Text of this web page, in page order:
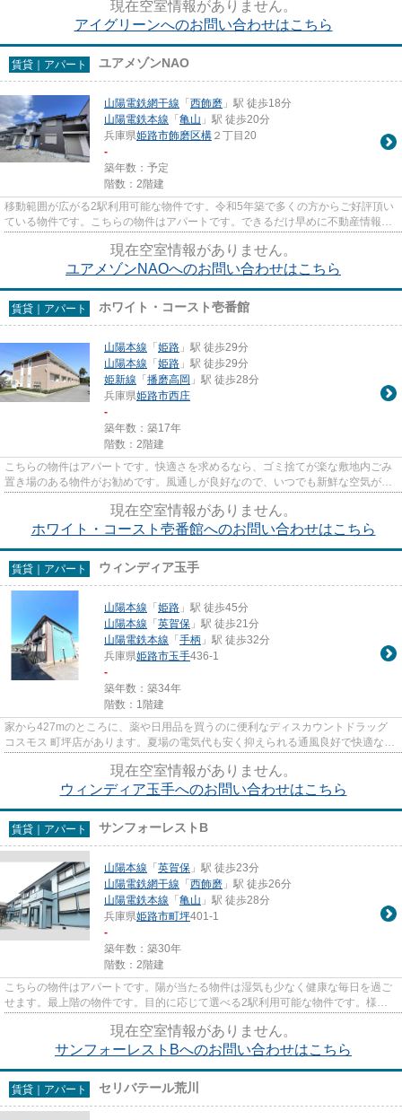
現在空室情報がありません。
アイグリーンへのお問い合わせはこちら
賃貸｜アパート ユアメゾンNAO
山陽電鉄網干線 「西飾磨 」駅 徒歩18分
山陽電鉄本線 「亀山 」駅 徒歩20分
兵庫県姫路市飾磨区構 ２丁目20
-
築年数：予定
階数：2階建
移動範囲が広がる2駅利用可能な物件です。令和5年築で多くの方からご好評頂い
ている物件です。こちらの物件はアパートです。できるだけ早めに不動産情報を
集めたい方は当社スタッフま...
現在空室情報がありません。
ユアメゾンNAOへのお問い合わせはこちら
賃貸｜アパート ホワイト・コースト壱番館
山陽本線 「姫路 」駅 徒歩29分
山陽本線 「姫路 」駅 徒歩29分
姫新線 「播磨高岡 」駅 徒歩28分
兵庫県姫路市西庄
-
築年数：築17年
階数：2階建
こちらの物件はアパートです。快適さを求めるなら、ゴミ捨てが楽な敷地内ごみ
置き場のある物件がお勧めです。風通しが良好なので、いつでも新鮮な空気がは
いってきます。こちらは初期...
現在空室情報がありません。
ホワイト・コースト壱番館へのお問い合わせはこちら
賃貸｜アパート ウィンディア玉手
山陽本線 「姫路 」駅 徒歩45分
山陽本線 「英賀保 」駅 徒歩21分
山陽電鉄本線 「手柄 」駅 徒歩32分
兵庫県姫路市玉手436-1
-
築年数：築34年
階数：1階建
家から427mのところに、薬や日用品を買うのに便利なディスカウントドラッグ
コスモス 町坪店があります。夏場の電気代も安く抑えられる通風良好で快適なア
パートです。駅まで平坦な場...
現在空室情報がありません。
ウィンディア玉手へのお問い合わせはこちら
賃貸｜アパート サンフォーレストB
山陽本線 「英賀保 」駅 徒歩23分
山陽電鉄網干線 「西飾磨 」駅 徒歩26分
山陽電鉄本線 「亀山 」駅 徒歩28分
兵庫県姫路市町坪401-1
-
築年数：築30年
階数：2階建
こちらの物件はアパートです。陽が当たる物件は湿気も少なく健康な毎日を過ご
せます。最上階の物件です。目的に応じて選べる2駅利用可能な物件です。様々
なニーズに合った物件を豊富に...
現在空室情報がありません。
サンフォーレストBへのお問い合わせはこちら
賃貸｜アパート セリバテール荒川